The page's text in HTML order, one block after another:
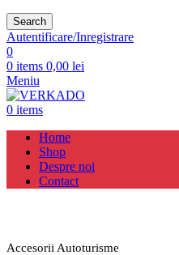
Search
Autentificare/Inregistrare
0
0 items 0,00 lei
Meniu
0 items
Home
Shop
Despre noi
Contact
Accesorii Autoturisme